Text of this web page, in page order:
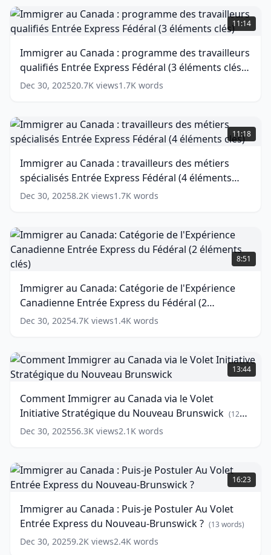
words)
utiliser
le
Système
Express
Fédéral (15
Immigrer
au
Canada
programme
des
travailleurs
qualifiés
Express
Fédéral
(3
clés)
(14
11:14
Immigrer au Canada : programme des travailleurs
qualifiés Entrée Express Fédéral (3 éléments clés)
(14 words)
Dec 30, 202520.7K views1.7K words
Immigrer
au
Canada
travailleurs
des
métiers
spécialisés
Express
Fédéral
(4
éléments
(14
words)
11:18
Immigrer au Canada : travailleurs des métiers
spécialisés Entrée Express Fédéral (4 éléments
clés) ( 14words)
Dec 30, 20258.2K views1.7K words
Immigrer
au
Canada:
de
l'Expérience
Canadienne
Entrée
du
Fédéral
(2
clés)
(14
8:51
Immigrer au Canada: Catégorie de l'Expérience
Canadienne Entrée Express du Fédéral (2
éléments clés) (14words)
Dec 30, 20254.7K views1.4K words
Comment
Immigrer
au
via
le
Volet
Initiative
du
Nouveau
Brunswick (12
13:44
Comment Immigrer au Canada via le Volet
Initiative Stratégique du Nouveau Brunswick (12
words)
Dec 30, 202556.3K views2.1K words
Immigrer
au
Canada
Puis-
je
Postuler
Au
16:23
Immigrer au Canada : Puis-je Postuler Au Volet
Entrée Express du Nouveau-Brunswick ? (13 words)
Dec 30, 20259.2K views2.4K words